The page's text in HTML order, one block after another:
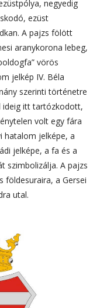
negyedig
ezüst
A pajzs fölött
aranykorona lebeg,
vörös
jelkép IV. Béla
szerinti történetre
ideig itt tartózkodott,
volt egy fára
hatalom jelképe, a
jelképe, a fa és a
szimbolizálja. A pajzs
földesuraira, a Gersei
utal.